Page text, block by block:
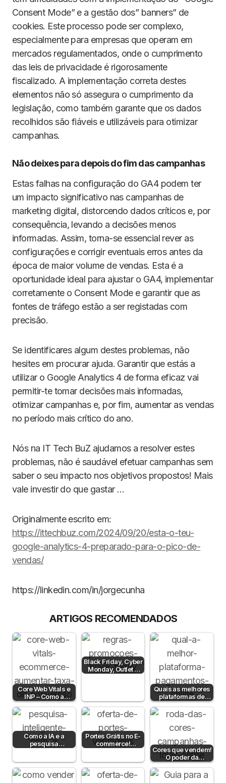
Consent Mode” e a gestão dos” banners” de
cookies. Este processo pode ser complexo,
especialmente para empresas que operam em
mercados regulamentados, onde o cumprimento
das leis de privacidade é rigorosamente
fiscalizado. A implementação correta destes
elementos não só assegura o cumprimento da
legislação, como também garante que os dados
recolhidos são fiáveis e utilizáveis para otimizar
campanhas.
Não deixes para depois do fim das campanhas
Estas falhas na configuração do GA4 podem ter
um impacto significativo nas campanhas de
marketing digital, distorcendo dados críticos e, por
consequência, levando a decisões menos
informadas. Assim, torna-se essencial rever as
configurações e corrigir eventuais erros antes da
época de maior volume de vendas. Esta é a
oportunidade ideal para ajustar o GA4, implementar
corretamente o Consent Mode e garantir que as
fontes de tráfego estão a ser registadas com
precisão.
Se identificares algum destes problemas, não
hesites em procurar ajuda. Garantir que estás a
utilizar o Google Analytics 4 de forma eficaz vai
permitir-te tomar decisões mais informadas,
otimizar campanhas e, por fim, aumentar as vendas
no período mais crítico do ano.
Nós na IT Tech BuZ ajudamos a resolver estes
problemas, não é saudável efetuar campanhas sem
saber o seu impacto nos objetivos propostos! Mais
vale investir do que gastar …
Originalmente escrito em:
https://ittechbuz.com/2024/09/20/esta-o-teu-
google-analytics-4-preparado-para-o-pico-de-
vendas/
https://linkedin.com/in/jorgecunha
ARTIGOS RECOMENDADOS
Core Web Vitals e
INP – Como a
Velocidade e
Interatividade do…
Black Friday, Cyber
Monday, Outlet e
Dia sem IVA! Posso
Quais as melhores
plataformas de
pagamento em
Portugal em 2026?
Como a IA e a
pesquisa
semântica podem
conversão?
Portes Grátis no E-
commerce!
Vantagens e
Cores que vendem!
O poder da
psicologia da cor
para aumentar…